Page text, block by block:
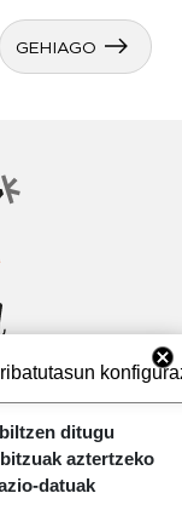
GEHIAGO
ditugu
aztertzeko
datuak